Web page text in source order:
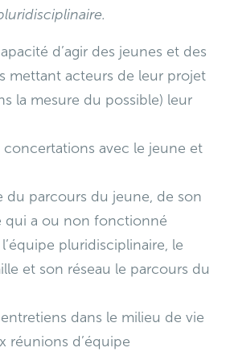
d’agir des jeunes et des
mettant acteurs de leur projet
la mesure du possible) leur
concertations avec le jeune et
du parcours du jeune, de son
qui a ou non fonctionné
pluridisciplinaire, le
et son réseau le parcours du
dans le milieu de vie
réunions d’équipe